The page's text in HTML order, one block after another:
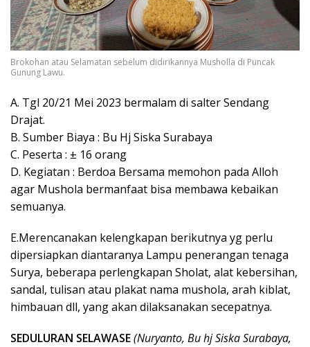
Brokohan atau Selamatan sebelum didirikannya Musholla di Puncak
Gunung Lawu.
A. Tgl 20/21 Mei 2023 bermalam di salter Sendang
Drajat.
B. Sumber Biaya : Bu Hj Siska Surabaya
C. Peserta : ± 16 orang
D. Kegiatan : Berdoa Bersama memohon pada Alloh
agar Mushola bermanfaat bisa membawa kebaikan
semuanya.
E.Merencanakan kelengkapan berikutnya yg perlu
dipersiapkan diantaranya Lampu penerangan tenaga
Surya, beberapa perlengkapan Sholat, alat kebersihan,
sandal, tulisan atau plakat nama mushola, arah kiblat,
himbauan dll, yang akan dilaksanakan secepatnya.
SEDULURAN SELAWASE(Nuryanto, Bu hj Siska Surabaya,